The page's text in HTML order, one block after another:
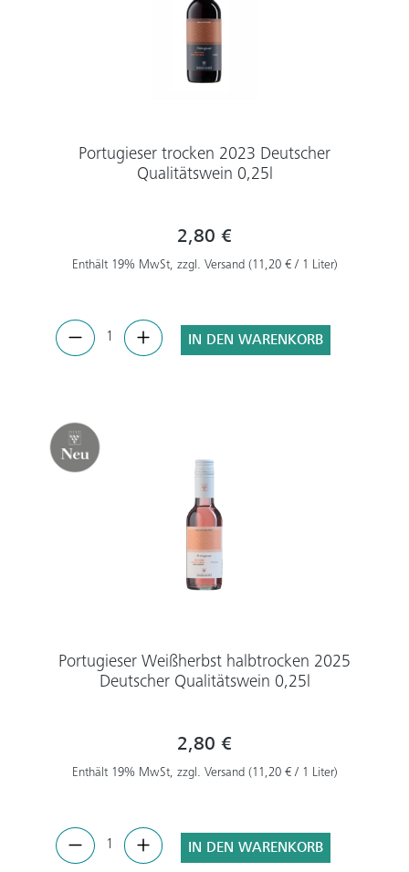
Portugieser trocken 2023 Deutscher
Qualitätswein 0,25l
2,80 €
Enthält 19% MwSt, zzgl. Versand (11,20 € / 1 Liter)
IN DEN WARENKORB
Portugieser Weißherbst halbtrocken 2025
Deutscher Qualitätswein 0,25l
2,80 €
Enthält 19% MwSt, zzgl. Versand (11,20 € / 1 Liter)
IN DEN WARENKORB